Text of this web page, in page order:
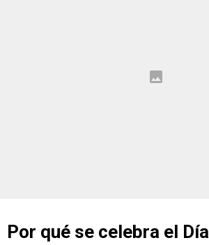
Por qué se celebra el Día